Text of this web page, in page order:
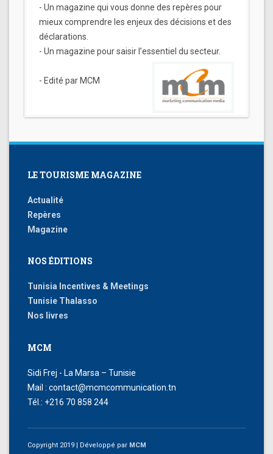
- Un magazine qui vous donne des repères pour
mieux comprendre les enjeux des décisions et des
déclarations.
- Un magazine pour saisir l’essentiel du secteur.
- Edité par MCM
LE TOURISME MAGAZINE
Actualité
Repères
Magazine
NOS ÉDITIONS
Tunisia Incentives & Meetings
Tunisie Thalasso
Nos livres
MCM
Sidi Frej - La Marsa – Tunisie
Mail : contact@mcmcommunication.tn
Tél.: +216 70 858 244
Copyright 2019 | Développé par MCM